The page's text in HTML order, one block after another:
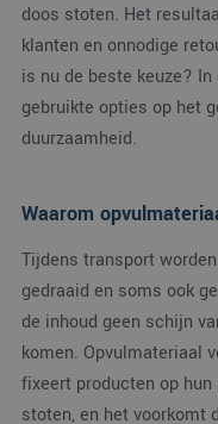
doos stoten. Het
klanten en onnodige
is nu de beste keuze?
gebruikte opties op het
duurzaamheid.
Waarom
Tijdens transport
gedraaid en soms ook
de inhoud geen schijn
komen. Opvulmateriaal
fixeert producten op
stoten, en het voorkomt